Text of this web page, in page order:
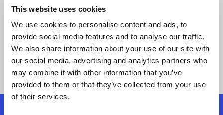
This website uses cookies
We use cookies to personalise content and ads, to
provide social media features and to analyse our traffic.
We also share information about your use of our site with
our social media, advertising and analytics partners who
may combine it with other information that you’ve
provided to them or that they’ve collected from your use
of their services.